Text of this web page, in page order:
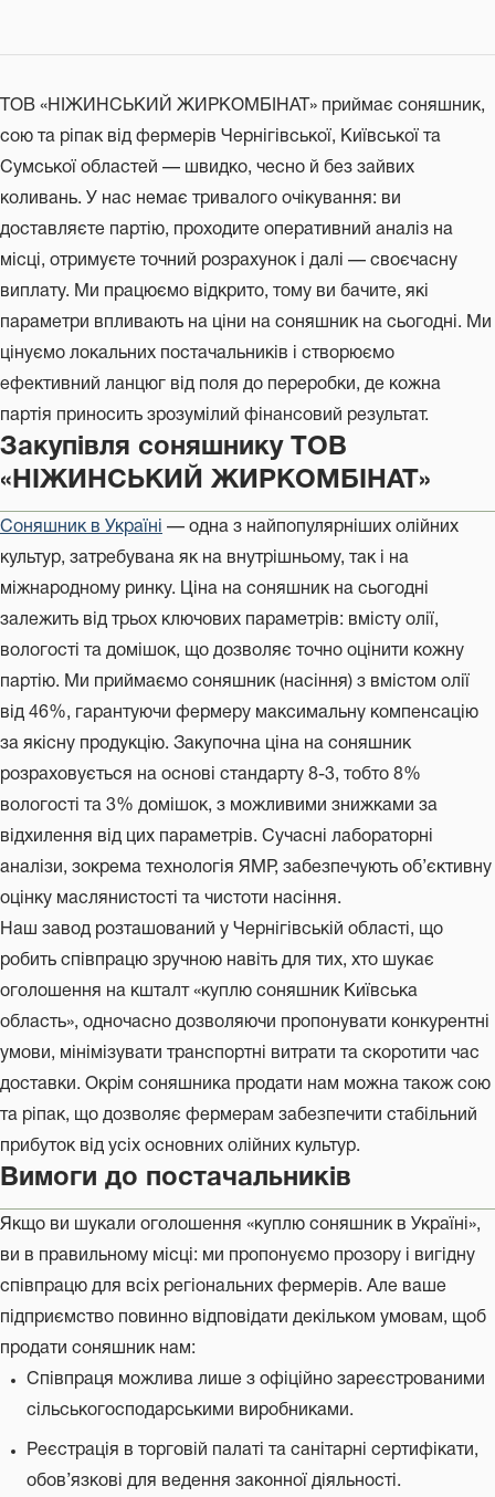
ТОВ «НІЖИНСЬКИЙ ЖИРКОМБІНАТ» приймає соняшник,
сою та ріпак від фермерів Чернігівської, Київської та
Сумської областей — швидко, чесно й без зайвих
коливань. У нас немає тривалого очікування: ви
доставляєте партію, проходите оперативний аналіз на
місці, отримуєте точний розрахунок і далі — своєчасну
виплату. Ми працюємо відкрито, тому ви бачите, які
параметри впливають на ціни на соняшник на сьогодні. Ми
цінуємо локальних постачальників і створюємо
ефективний ланцюг від поля до переробки, де кожна
партія приносить зрозумілий фінансовий результат.
Закупівля соняшнику ТОВ
«НІЖИНСЬКИЙ ЖИРКОМБІНАТ»
Соняшник в Україні
— одна з найпопулярніших олійних
культур, затребувана як на внутрішньому, так і на
міжнародному ринку. Ціна на соняшник на сьогодні
залежить від трьох ключових параметрів: вмісту олії,
вологості та домішок, що дозволяє точно оцінити кожну
партію. Ми приймаємо соняшник (насіння) з вмістом олії
від 46%, гарантуючи фермеру максимальну компенсацію
за якісну продукцію. Закупочна ціна на соняшник
розраховується на основі стандарту 8-3, тобто 8%
вологості та 3% домішок, з можливими знижками за
відхилення від цих параметрів. Сучасні лабораторні
аналізи, зокрема технологія ЯМР, забезпечують об’єктивну
оцінку маслянистості та чистоти насіння.
Наш завод розташований у Чернігівській області, що
робить співпрацю зручною навіть для тих, хто шукає
оголошення на кшталт «куплю соняшник Київська
область», одночасно дозволяючи пропонувати конкурентні
умови, мінімізувати транспортні витрати та скоротити час
доставки. Окрім соняшника продати нам можна також сою
та ріпак, що дозволяє фермерам забезпечити стабільний
прибуток від усіх основних олійних культур.
Вимоги до постачальників
Якщо ви шукали оголошення «куплю соняшник в Україні»,
ви в правильному місці: ми пропонуємо прозору і вигідну
співпрацю для всіх регіональних фермерів. Але ваше
підприємство повинно відповідати декільком умовам, щоб
продати соняшник нам:
Співпраця можлива лише з офіційно зареєстрованими
сільськогосподарськими виробниками.
Реєстрація в торговій палаті та санітарні сертифікати,
обов’язкові для ведення законної діяльності.